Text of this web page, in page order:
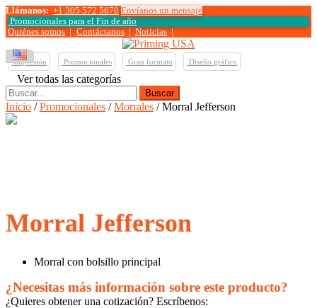
Llámanos: +1 305 572 5670 Envíanos un mensaje
Promocionales para elFin de año
Quiénes somos
Contáctanos Noticias
Impresión Promocionales Gran formato Diseño gráfico
Ver todas las categorías
Buscar:
Inicio /Promocionales /Morrales / Morral Jefferson
Morral Jefferson
Morral con bolsillo principal
¿Necesitas más información sobre este producto?
¿Quieres obtener una cotización? Escríbenos: